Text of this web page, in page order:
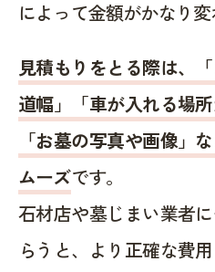
によって金額がかなり変
見積もりをとる際は、
道幅」「車が入れる場
「お墓の写真や画像」
ムーズです。
石材店や墓じまい業者
らうと、より正確な費